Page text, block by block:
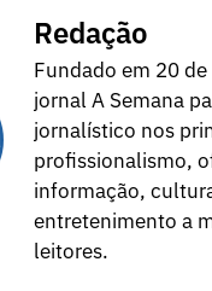
Redação
Fundado em 20
jornal A Semana
jornalístico nos
profissionalismo,
informação,
entretenimento a
leitores.